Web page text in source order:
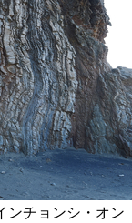
ンチョンシ・オン